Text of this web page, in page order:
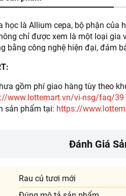
học là Allium cepa, bộ phận của
chỉ được xem là một loại
bằng công nghệ hiện đại, đảm
gồm phí giao hàng tùy theo
www.lottemart.vn/vi-nsg/faq/39
sản phẩm tại: https://
Đánh Giá
Rau củ tươi mới